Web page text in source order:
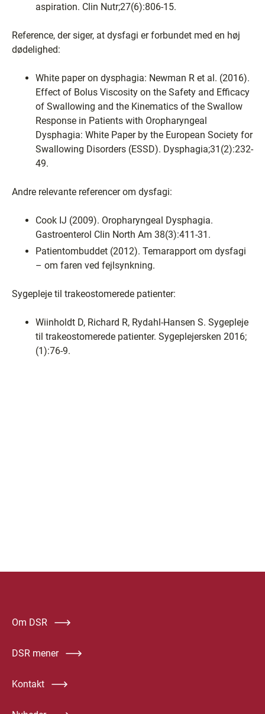
aspiration. Clin Nutr;27(6):806-15.
Reference, der siger, at dysfagi er forbundet med en høj
dødelighed:
White paper on dysphagia: Newman R et al. (2016).
Effect of Bolus Viscosity on the Safety and Efficacy
of Swallowing and the Kinematics of the Swallow
Response in Patients with Oropharyngeal
Dysphagia: White Paper by the European Society for
Swallowing Disorders (ESSD). Dysphagia;31(2):232-
49.
Andre relevante referencer om dysfagi:
Cook IJ (2009). Oropharyngeal Dysphagia.
Gastroenterol Clin North Am 38(3):411-31.
Patientombuddet (2012). Temarapport om dysfagi
– om faren ved fejlsynkning.
Sygepleje til trakeostomerede patienter:
Wiinholdt D, Richard R, Rydahl-Hansen S. Sygepleje
til trakeostomerede patienter. Sygeplejersken 2016;
(1):76-9.
Om DSR
DSR mener
Kontakt